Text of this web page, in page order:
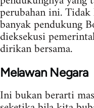
perubahan ini.
banyak pendukung
dieksekusi
dirikan bersama.
Melawan Negara
Ini bukan berarti